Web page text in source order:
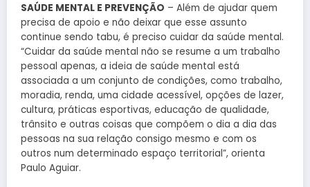
SAÚDE MENTAL E PREVENÇÃO – Além de ajudar quem
precisa de apoio e não deixar que esse assunto
continue sendo tabu, é preciso cuidar da saúde mental.
“Cuidar da saúde mental não se resume a um trabalho
pessoal apenas, a ideia de saúde mental está
associada a um conjunto de condições, como trabalho,
moradia, renda, uma cidade acessível, opções de lazer,
cultura, práticas esportivas, educação de qualidade,
trânsito e outras coisas que compõem o dia a dia das
pessoas na sua relação consigo mesmo e com os
outros num determinado espaço territorial”, orienta
Paulo Aguiar.